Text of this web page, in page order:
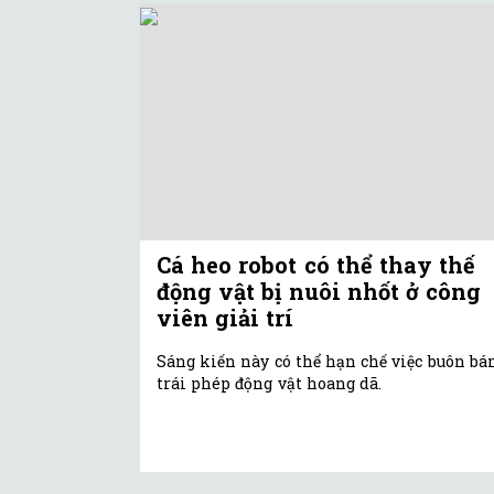
Cá heo robot có thể thay thế
động vật bị nuôi nhốt ở công
viên giải trí
Sáng kiến này có thể hạn chế việc buôn
trái phép động vật hoang dã.